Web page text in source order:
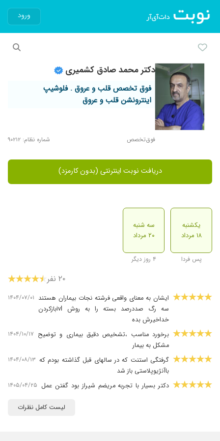
ورود
دکتر محمد صادق کشمیری
فوق تخصص قلب و عروق . فلوشیپ
اینترونشن قلب و عروق
فوق‌تخصص شماره نظام: ۹۰۲۱۲
دریافت نوبت اینترنتی (بدون کارمزد)
یکشنبه
۱۸ مرداد
پس فردا
سه شنبه
۲۰ مرداد
۴ روز دیگر
۲۰ نفر
ایشان به معنای واقعی فرشته نجات بیماران هستند
سه رگ صددرصد بسته را به روش ivlبازکردن
خداخیرش بده
۱۴۰۴/۰۷/۰۱
برخورد مناسب ،تشخیص دقیق بیماری و توضیح
مشکل به بیمار
۱۴۰۴/۱۰/۱۷
گرفتگی استنت که در سالهای قبل گذاشته بودم که
باآنژیوپلاستی باز شد
۱۴۰۴/۰۸/۱۳
دکتر بسیار با تجربه مریضم شیراز بود گفتن عمل
به خداوند و بعد اقای دکتر با تجربه و امکاناتی که
۱۴۰۵/۰۴/۲۵
لیست کامل نظرات